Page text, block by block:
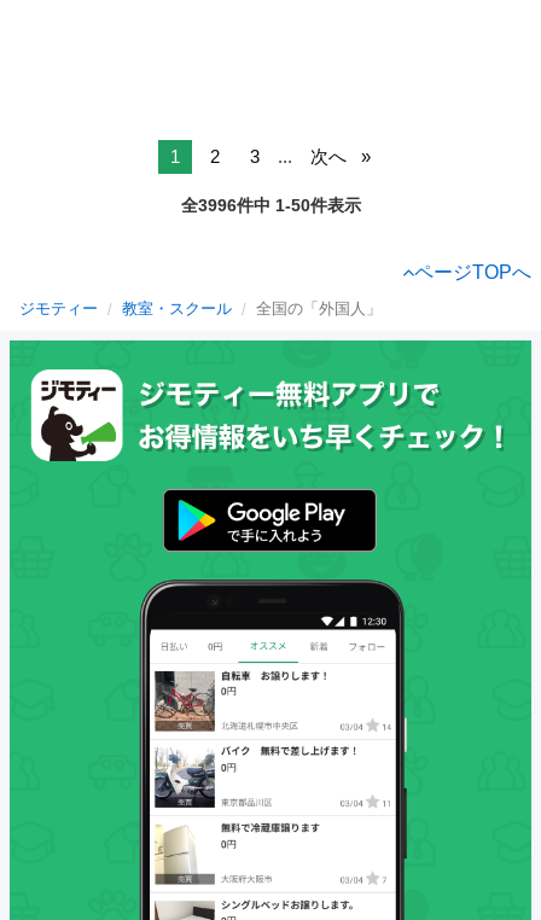
1 2 3 ... 次へ
全3996件中 1-50件表示
ページTOPへ
ジモティー 教室・スクール 全国の「外国人」